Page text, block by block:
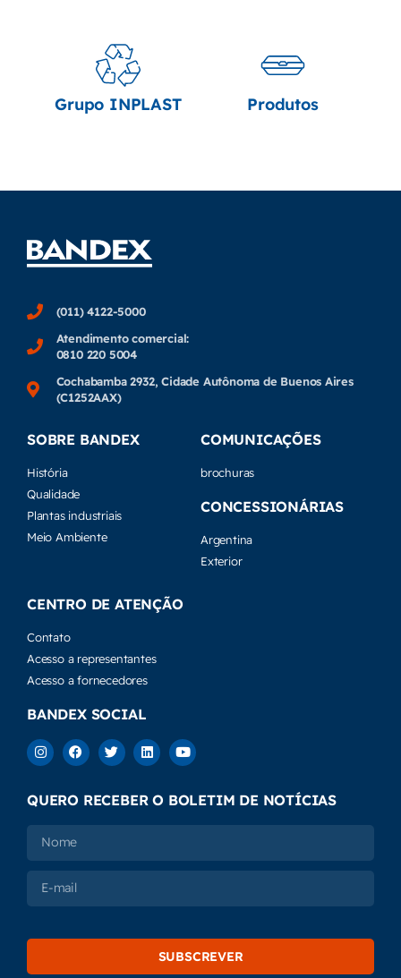
Grupo INPLAST Produtos
(011) 4122-5000
Atendimento comercial:
0810 220 5004
Cochabamba 2932, Cidade Autônoma de Buenos Aires
(C1252AAX)
SOBRE BANDEX
História
Qualidade
Plantas industriais
Meio Ambiente
COMUNICAÇÕES
brochuras
CONCESSIONÁRIAS
Argentina
Exterior
CENTRO DE ATENÇÃO
Contato
Acesso a representantes
Acesso a fornecedores
BANDEX SOCIAL
QUERO RECEBER O BOLETIM DE NOTÍCIAS
SUBSCREVER